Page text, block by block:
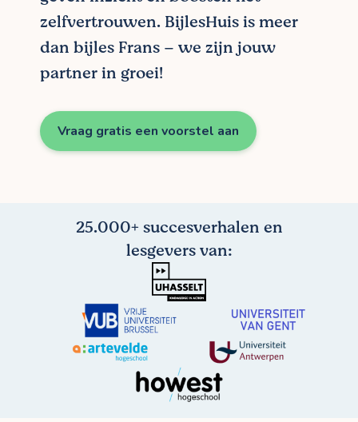
zelfvertrouwen. BijlesHuis is meer
dan bijles Frans – we zijn jouw
partner in groei!
Vraag gratis een voorstel aan
25.000+ succesverhalen en
lesgevers van: